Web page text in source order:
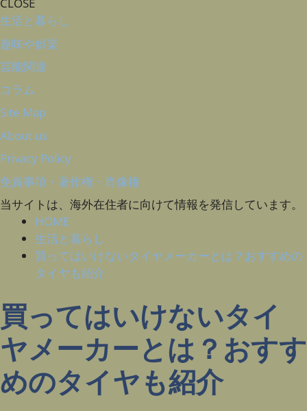
生活と暮らし
趣味や娯楽
芸能関連
コラム
Site Map
About us
Privacy Policy
免責事項・著作権・肖像権
当サイトは、海外在住者に向けて情報を発信しています。
HOME
生活と暮らし
買ってはいけないタイヤメーカーとは？おすすめの
タイヤも紹介
買ってはいけないタイ
ヤメーカーとは？おすす
めのタイヤも紹介